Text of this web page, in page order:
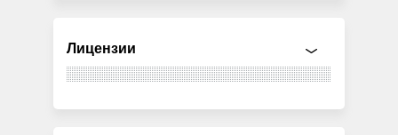
Лицензии